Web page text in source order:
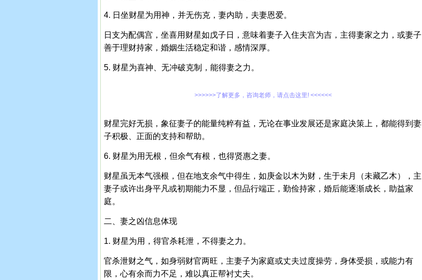
4. 日坐财星为用神，并无伤克，妻内助，夫妻恩爱。
日支为配偶宫，坐喜用财星如戊子日，意味着妻子入住夫宫为吉，主得妻家之力，或妻子
善于理财持家，婚姻生活稳定和谐，感情深厚。
5. 财星为喜神、无冲破克制，能得妻之力。
>>>>>>了解更多，咨询老师，请点击这里! <<<<<<
财星完好无损，象征妻子的能量纯粹有益，无论在事业发展还是家庭决策上，都能得到妻
子积极、正面的支持和帮助。
6. 财星为用无根，但余气有根，也得贤惠之妻。
财星虽无本气强根，但在地支余气中得生，如庚金以木为财，生于未月（未藏乙木），主
妻子或许出身平凡或初期能力不显，但品行端正，勤俭持家，婚后能逐渐成长，助益家
庭。
二、妻之凶信息体现
1. 财星为用，得官杀耗泄，不得妻之力。
官杀泄财之气，如身弱财官两旺，主妻子为家庭或丈夫过度操劳，身体受损，或能力有
限，心有余而力不足，难以真正帮衬丈夫。